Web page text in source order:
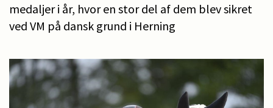
medaljer i år, hvor en stor del af dem blev sikret
ved VM på dansk grund i Herning